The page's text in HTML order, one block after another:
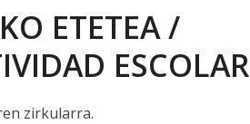
ETETEA /
ESCOLAR
zirkularra.